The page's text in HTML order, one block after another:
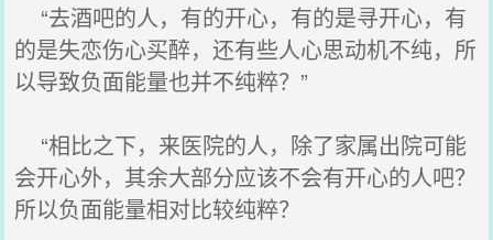
“去酒吧的人，有的开心，有的是寻开心，有
的是失恋伤心买醉，还有些人心思动机不纯，所
以导致负面能量也并不纯粹？”
“相比之下，来医院的人，除了家属出院可能
会开心外，其余大部分应该不会有开心的人吧？
所以负面能量相对比较纯粹？